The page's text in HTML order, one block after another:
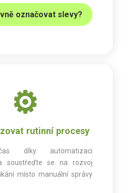
označovat slevy?
⚙️
rutinní procesy
díky automatizaci
soustřeďte se na rozvoj
místo manuální správy